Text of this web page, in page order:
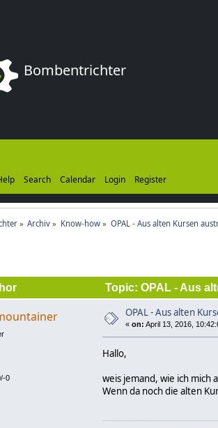
Bombentrichter
Search Calendar Login Register
» Archiv » Know-how » OPAL - Aus alten Kursen
Topic: OPAL - Aus
0
OPAL - Aus alten
« on: April 13, 2016,
Hallo,
weis jemand, wie ich mich
Wenn da noch die alten